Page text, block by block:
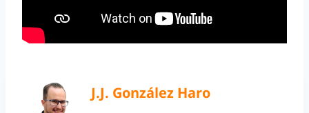
J.J. González Haro